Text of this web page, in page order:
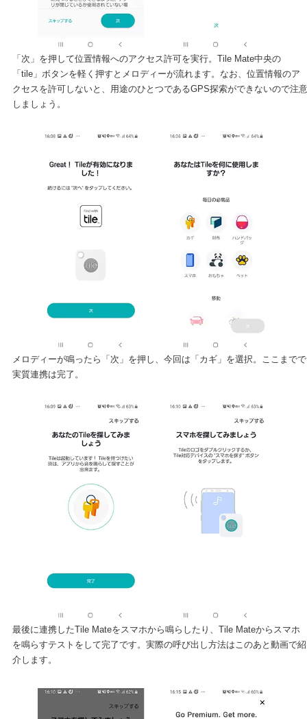
「次」を押して位置情報へのアクセス許可を実行。Tile Mate中央の
「tile」ボタンを軽く押すとメロディーが流れます。なお、位置情報のア
クセスを許可しないと、用途のひとつであるGPS探索ができないので注意
しましょう。
メロディーが鳴ったら「次」を押し、今回は「カギ」を選択。ここまでで
実質連携は完了。
最後に連携したTile Mateをスマホから鳴らしたり、Tile Mateからスマホ
を鳴らすテストをして完了です。実際の呼び出し方法はこのあと動画で紹
介します。